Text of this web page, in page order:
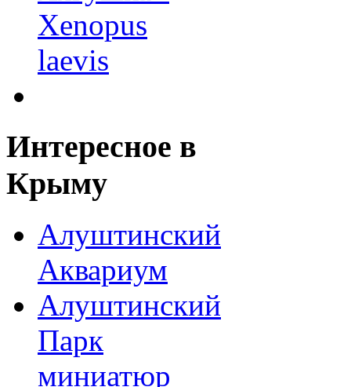
Интересное в
Крыму
Алуштинский
Аквариум
Алуштинский
Парк
миниатюр